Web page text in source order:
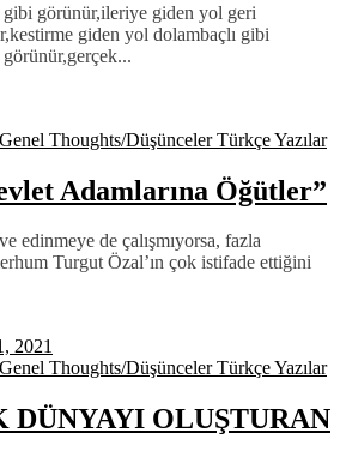
gibi görünür,ileriye giden yol geri
giden yol dolambaçlı gibi
Thoughts/DüşüncelerTürkçe Yazılar
Adamlarına Öğütler”
edinmeye de çalışmıyorsa, fazla
Turgut Özal’ın çok istifade ettiğini
2021
Thoughts/DüşüncelerTürkçe Yazılar
DÜNYAYI OLUŞTURAN